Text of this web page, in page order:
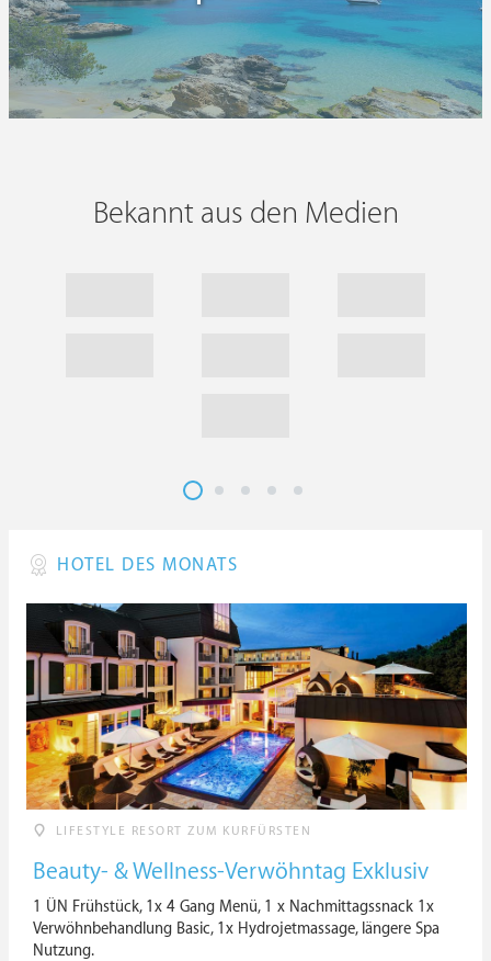
Bekannt aus den Medien
HOTEL DES MONATS
LIFESTYLE RESORT ZUM KURFÜRSTEN
Beauty- & Wellness-Verwöhntag Exklusiv
1 ÜN Frühstück, 1x 4 Gang Menü, 1 x Nachmittagssnack 1x
Verwöhnbehandlung Basic, 1x Hydrojetmassage, längere Spa
Nutzung.